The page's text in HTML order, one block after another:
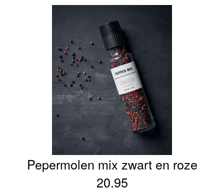
Pepermolen mix zwart en roze
20.95